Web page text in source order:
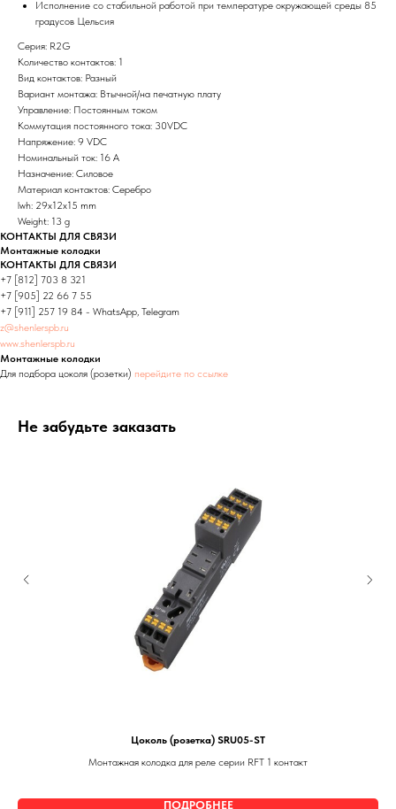
Исполнение со стабильной работой при температуре окружающей среды 85
градусов Цельсия
Серия: R2G
Количество контактов: 1
Вид контактов: Разный
Вариант монтажа: Втычной/на печатную плату
Управление: Постоянным током
Коммутация постоянного тока: 30VDC
Напряжение: 9 VDC
Номинальный ток: 16 А
Назначение: Силовое
Материал контактов: Серебро
lwh: 29x12x15 mm
Weight: 13 g
КОНТАКТЫ ДЛЯ СВЯЗИ
Монтажные колодки
КОНТАКТЫ ДЛЯ СВЯЗИ
+7 [812] 703 8 321
+7 [905] 22 66 7 55
+7 [911] 257 19 84 - WhatsApp, Telegram
z@shenlerspb.ru
www.shenlerspb.ru
Монтажные колодки
Для подбора цоколя (розетки) перейдите по ссылке
Не забудьте заказать
Цоколь (розетка) SRU05-ST
Монтажная колодка для реле серии RFT 1 контакт
ПОДРОБНЕЕ